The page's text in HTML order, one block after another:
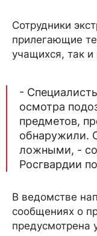
Сотрудники
прилегающие
учащихся, так и
-
осмотра
предметов,
обнаружили.
ложными, -
Росгвардии
В ведомстве
сообщениях о
предусмотрена